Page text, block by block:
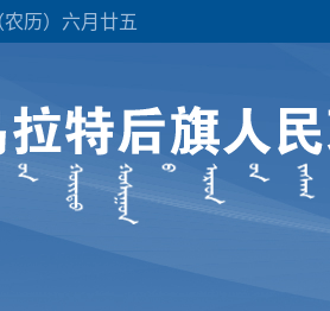
农历）六月廿五